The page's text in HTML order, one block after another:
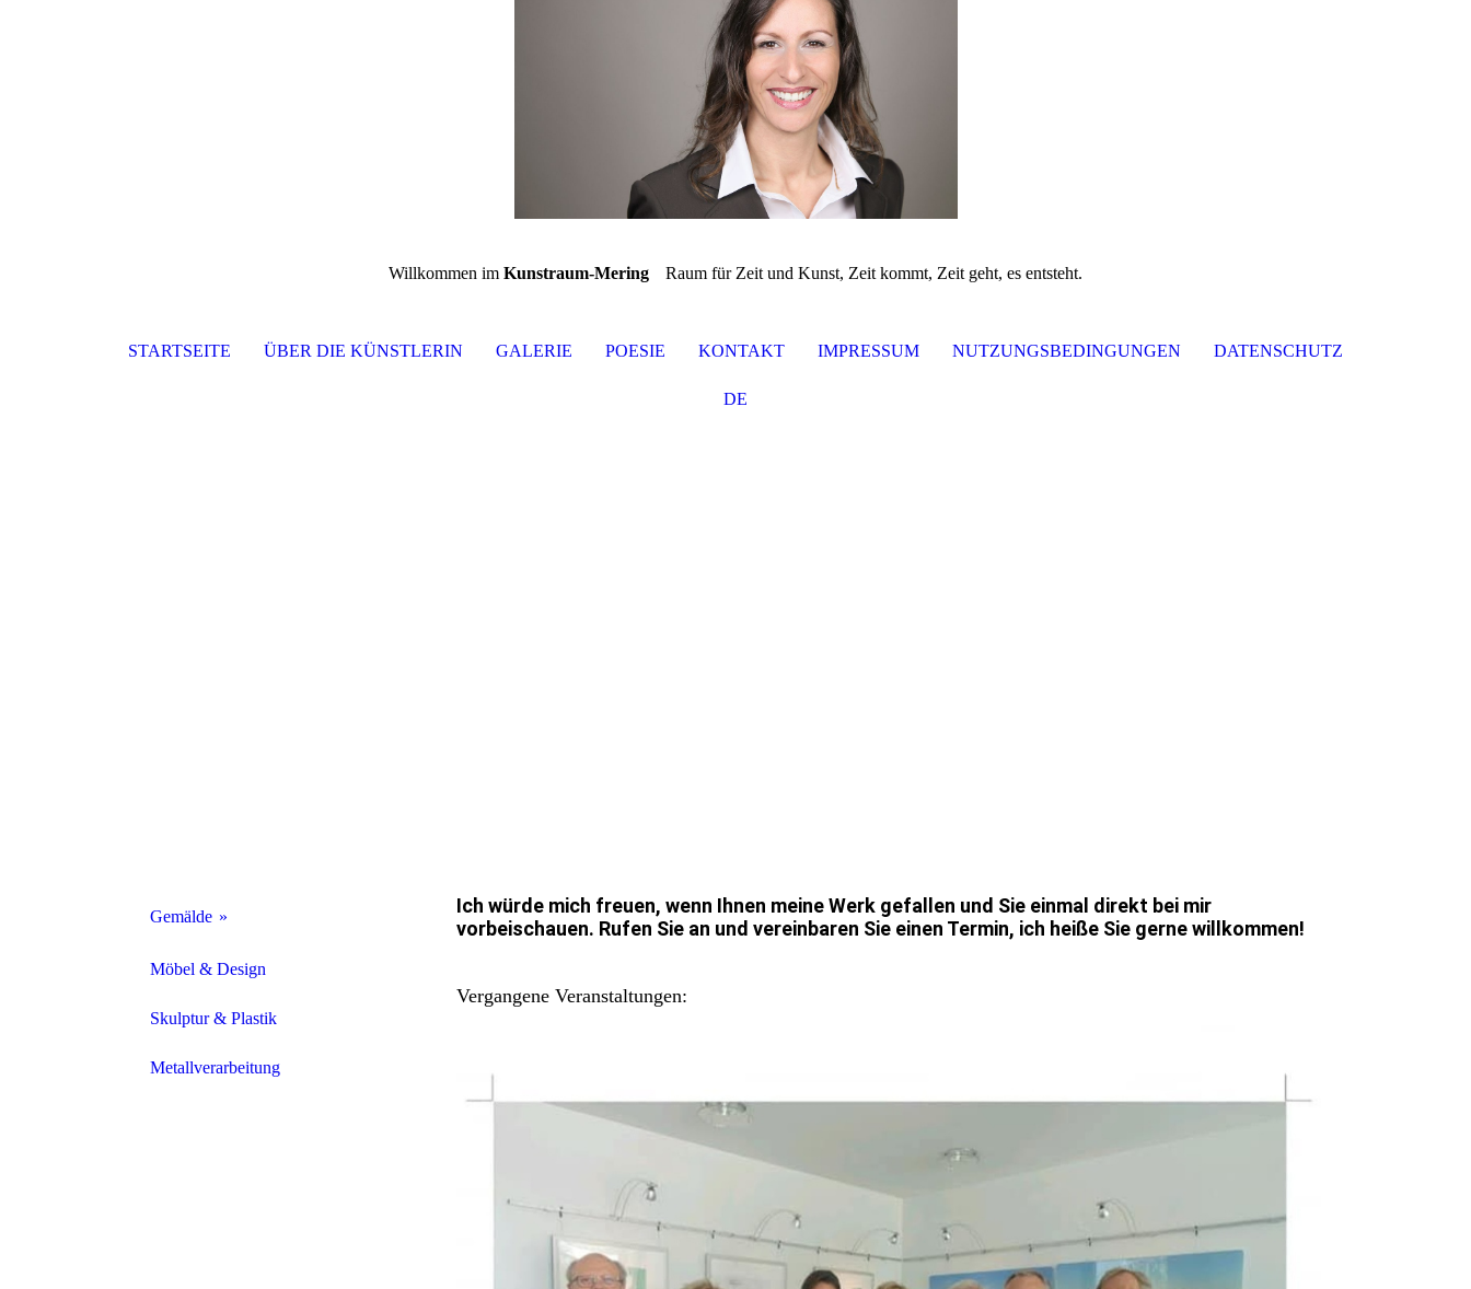
Willkommen im Kunstraum-Mering Raum für Zeit und Kunst, Zeit kommt, Zeit geht, es entsteht.
STARTSEITE ÜBER DIE KÜNSTLERIN GALERIE POESIE KONTAKT IMPRESSUM NUTZUNGSBEDINGUNGEN DATENSCHUTZ
DE
Gemälde
Leinwand
Acryl
Öl
Möbel & Design
Skulptur & Plastik
Metallverarbeitung
Ich würde mich freuen, wenn Ihnen meine Werk gefallen und Sie einmal direkt bei mir
vorbeischauen. Rufen Sie an und vereinbaren Sie einen Termin, ich heiße Sie gerne willkommen!
Vergangene Veranstaltungen: